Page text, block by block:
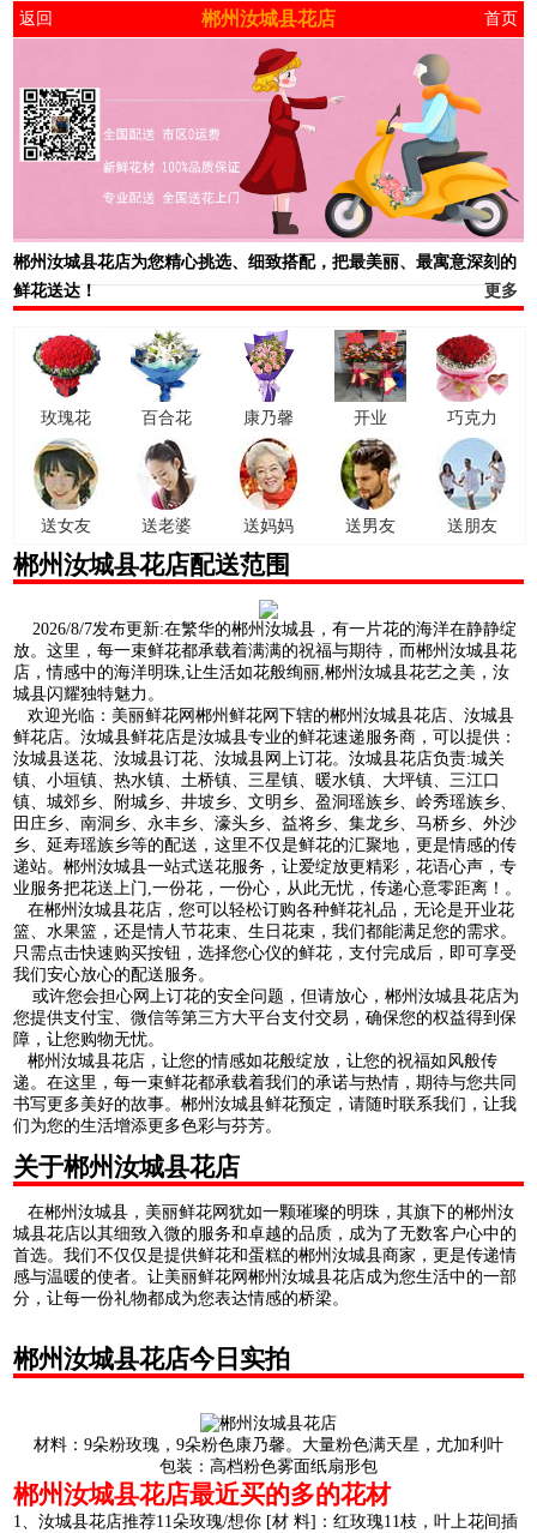
返回 郴州汝城县花店 首页
郴州汝城县花店为您精心挑选、细致搭配，把最美丽、最寓意深刻的
鲜花送达！
更多
玫瑰花 百合花 康乃馨 开业 巧克力
送女友 送老婆 送妈妈 送男友 送朋友
郴州汝城县花店配送范围
2026/8/7发布更新:在繁华的郴州汝城县，有一片花的海洋在静静绽
放。这里，每一束鲜花都承载着满满的祝福与期待，而郴州汝城县花
店，情感中的海洋明珠,让生活如花般绚丽,郴州汝城县花艺之美，汝
城县闪耀独特魅力。
欢迎光临：美丽鲜花网郴州鲜花网下辖的郴州汝城县花店、汝城县
鲜花店。汝城县鲜花店是汝城县专业的鲜花速递服务商，可以提供：
汝城县送花、汝城县订花、汝城县网上订花。汝城县花店负责:城关
镇、小垣镇、热水镇、土桥镇、三星镇、暖水镇、大坪镇、三江口
镇、城郊乡、附城乡、井坡乡、文明乡、盈洞瑶族乡、岭秀瑶族乡、
田庄乡、南洞乡、永丰乡、濠头乡、益将乡、集龙乡、马桥乡、外沙
乡、延寿瑶族乡等的配送，这里不仅是鲜花的汇聚地，更是情感的传
递站。郴州汝城县一站式送花服务，让爱绽放更精彩，花语心声，专
业服务把花送上门,一份花，一份心，从此无忧，传递心意零距离！。
在郴州汝城县花店，您可以轻松订购各种鲜花礼品，无论是开业花
篮、水果篮，还是情人节花束、生日花束，我们都能满足您的需求。
只需点击快速购买按钮，选择您心仪的鲜花，支付完成后，即可享受
我们安心放心的配送服务。
或许您会担心网上订花的安全问题，但请放心，郴州汝城县花店为
您提供支付宝、微信等第三方大平台支付交易，确保您的权益得到保
障，让您购物无忧。
郴州汝城县花店，让您的情感如花般绽放，让您的祝福如风般传
递。在这里，每一束鲜花都承载着我们的承诺与热情，期待与您共同
书写更多美好的故事。郴州汝城县鲜花预定，请随时联系我们，让我
们为您的生活增添更多色彩与芬芳。
关于郴州汝城县花店
在郴州汝城县，美丽鲜花网犹如一颗璀璨的明珠，其旗下的郴州汝
城县花店以其细致入微的服务和卓越的品质，成为了无数客户心中的
首选。我们不仅仅是提供鲜花和蛋糕的郴州汝城县商家，更是传递情
感与温暖的使者。让美丽鲜花网郴州汝城县花店成为您生活中的一部
分，让每一份礼物都成为您表达情感的桥梁。
郴州汝城县花店今日实拍
材料：9朵粉玫瑰，9朵粉色康乃馨。大量粉色满天星，尤加利叶
包装：高档粉色雾面纸扇形包
郴州汝城县花店最近买的多的花材
1、汝城县花店推荐11朵玫瑰/想你 [材 料]：红玫瑰11枝，叶上花间插